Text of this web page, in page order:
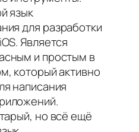
язык
для разработки
Является
и простым в
который активно
написания
но всё ещё